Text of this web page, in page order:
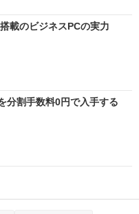
載のビジネスPCの実力
分割手数料0円で入手する